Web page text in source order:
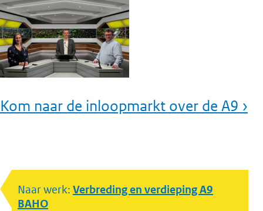
Kom naar de inloopmarkt over de A9 ›
Naar werk: Verbreding en verdieping A9
BAHO